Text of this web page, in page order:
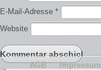
E-Mail-Adresse *
Website
AGB Impressum